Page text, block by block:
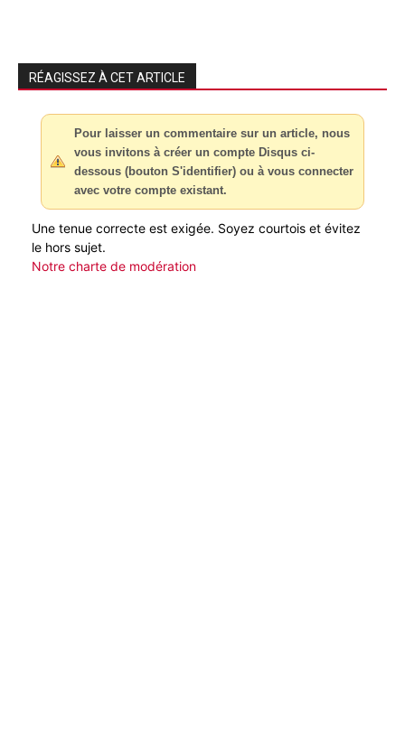
RÉAGISSEZ À CET ARTICLE
Pour laisser un commentaire sur un article, nous
vous invitons à créer un compte Disqus ci-
dessous (bouton S'identifier) ou à vous connecter
avec votre compte existant.
Une tenue correcte est exigée. Soyez courtois et évitez
le hors sujet.
Notre charte de modération